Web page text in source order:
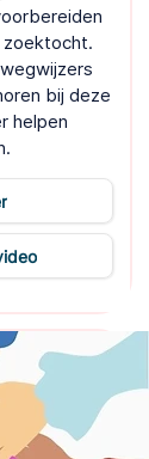
zoektocht.
bij deze
helpen